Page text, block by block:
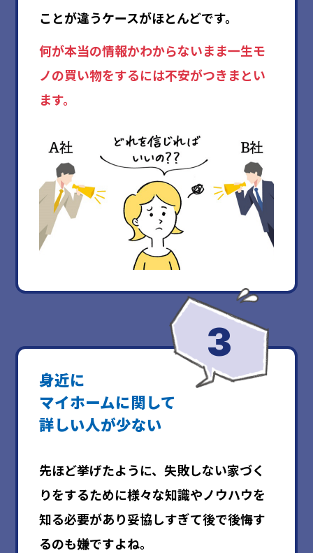
ことが違うケースがほとんどです。
何が本当の情報かわからないまま一生モ
ノの買い物をするには不安がつきまとい
ます。
身近に
マイホームに関して
詳しい人が少ない
先ほど挙げたように、失敗しない家づく
りをするために様々な知識やノウハウを
知る必要があり妥協しすぎて後で後悔す
るのも嫌ですよね。